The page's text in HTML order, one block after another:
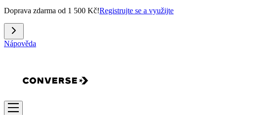
Doprava zdarma od 1 500 Kč!Registrujte se a využijte
Nápověda